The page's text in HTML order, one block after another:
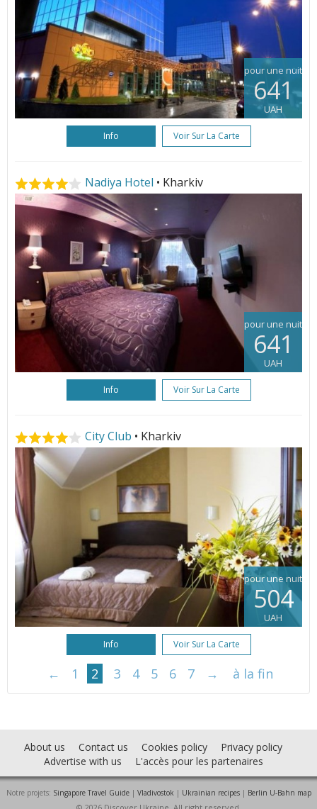
pour une nuit
641
UAH
Info Voir Sur La Carte
Nadiya Hotel • Kharkiv
pour une nuit
641
UAH
Info Voir Sur La Carte
City Club • Kharkiv
pour une nuit
504
UAH
Info Voir Sur La Carte
← 1 2 3 4 5 6 7 → à la fin
About us Contact us Cookies policy
Privacy policy
Advertise with us
L'accès pour les partenaires
Notre projets: Singapore Travel Guide| Vladivostok | Ukrainian recipes| Berlin U-Bahn map